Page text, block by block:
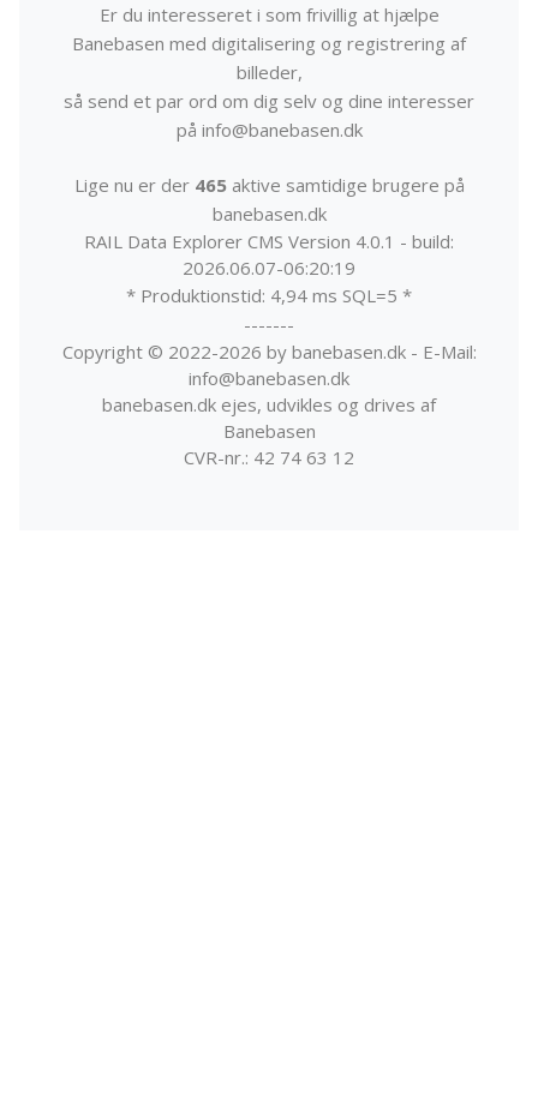
Er du interesseret i som frivillig at hjælpe
Banebasen med digitalisering og registrering af
billeder,
så send et par ord om dig selv og dine interesser
på info@banebasen.dk
Lige nu er der 465aktive samtidige brugere på
banebasen.dk
RAIL Data Explorer CMS Version 4.0.1 - build:
2026.06.07-06:20:19
* Produktionstid: 4,94 ms SQL=5 *
-------
Copyright © 2022-2026 by banebasen.dk - E-Mail:
info@banebasen.dk
banebasen.dk ejes, udvikles og drives af
Banebasen
CVR-nr.: 42 74 63 12